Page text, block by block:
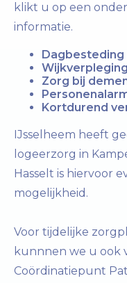
klikt u op een
informatie.
Dagbesteding
Wijkverpleging
Zorg bij
Kortdurend
IJsselheem heeft
logeerzorg in
Hasselt is hiervoor
mogelijkheid.
Voor tijdelijke
kunnnen we u ook
Coördinatiepunt